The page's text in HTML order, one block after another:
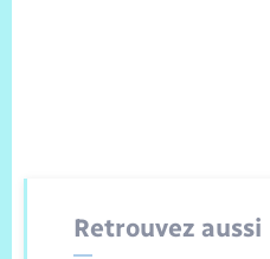
Retrouvez aussi